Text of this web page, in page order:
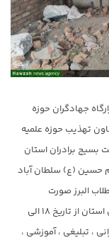
جهادگران حوزه
تهذیب حوزه علمیه
برادران استان
حسین (ع) سلطان آباد
البرز صورت
پذیرفت. گفتنی است اردو جهادی طلاب و روحانیون استان از تاریخ ۱۸ الی
، تبلیغی ، آموزشی ،